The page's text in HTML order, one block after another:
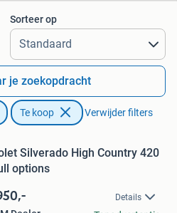
Sorteer op
je zoekopdracht
Te koop Verwijder filters
Silverado High Country 420
options
Details